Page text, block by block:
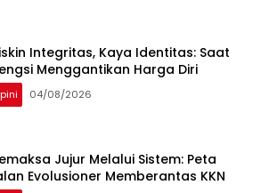
Integritas, Kaya Identitas: Saat
Menggantikan Harga Diri
04/08/2026
Jujur Melalui Sistem: Peta
Evolusioner Memberantas KKN